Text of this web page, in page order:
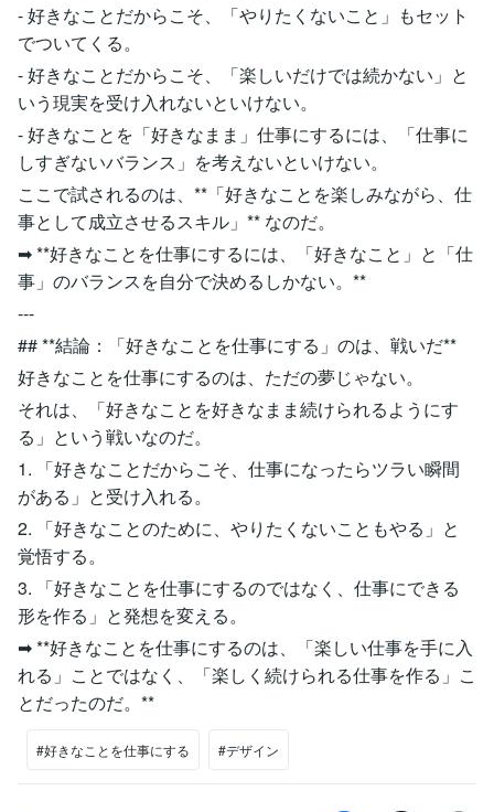
- 好きなことだからこそ、「やりたくないこと」もセット
でついてくる。
- 好きなことだからこそ、「楽しいだけでは続かない」と
いう現実を受け入れないといけない。
- 好きなことを「好きなまま」仕事にするには、「仕事に
しすぎないバランス」を考えないといけない。
ここで試されるのは、**「好きなことを楽しみながら、仕
事として成立させるスキル」** なのだ。
➡ **好きなことを仕事にするには、「好きなこと」と「仕
事」のバランスを自分で決めるしかない。**
---
## **結論：「好きなことを仕事にする」のは、戦いだ**
好きなことを仕事にするのは、ただの夢じゃない。
それは、「好きなことを好きなまま続けられるようにす
る」という戦いなのだ。
1. 「好きなことだからこそ、仕事になったらツラい瞬間
がある」と受け入れる。
2. 「好きなことのために、やりたくないこともやる」と
覚悟する。
3. 「好きなことを仕事にするのではなく、仕事にできる
形を作る」と発想を変える。
➡ **好きなことを仕事にするのは、「楽しい仕事を手に入
れる」ことではなく、「楽しく続けられる仕事を作る」こ
とだったのだ。**
#好きなことを仕事にする #デザイン